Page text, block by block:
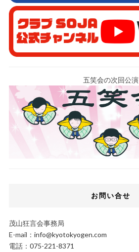
五笑会の次回公演
お問い合せ
茂山狂言会事務局
E-mail： info@kyotokyogen.com
電話： 075-221-8371